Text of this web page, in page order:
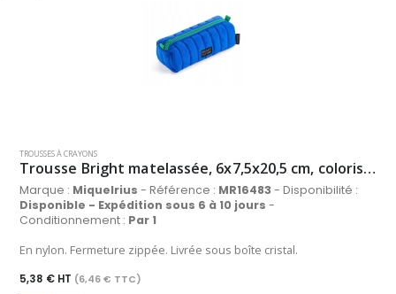
TROUSSES À CRAYONS
Trousse Bright matelassée, 6x7,5x20,5 cm, coloris bleu
Marque : Miquelrius - Référence : MR16483 - Disponibilité :
Disponible - Expédition sous 6 à 10 jours -
Conditionnement : Par 1
En nylon. Fermeture zippée. Livrée sous boîte cristal.
5,38 € HT (6,46 € TTC)